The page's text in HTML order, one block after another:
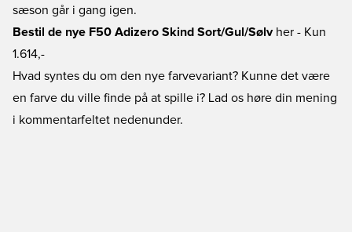
sæson går i gang igen.
Bestil de nye F50 Adizero Skind Sort/Gul/Sølvher - Kun
1.614,-
Hvad syntes du om den nye farvevariant? Kunne det være
en farve du ville finde på at spille i? Lad os høre din mening
i kommentarfeltet nedenunder.